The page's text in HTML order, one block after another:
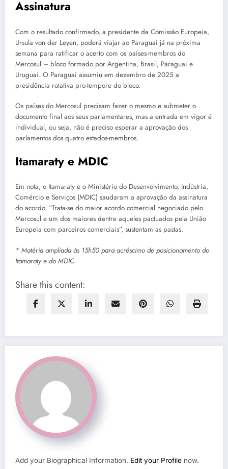
Assinatura
Com o resultado confirmado, a presidente da Comissão Europeia,
Ursula von der Leyen, poderá viajar ao Paraguai já na próxima
semana para ratificar o acerto com os países-membros do
Mercosul – bloco formado por Argentina, Brasil, Paraguai e
Uruguai. O Paraguai assumiu em dezembro de 2025 a
presidência rotativa pro-tempore do bloco.
Os países do Mercosul precisam fazer o mesmo e submeter o
documento final aos seus parlamentares, mas a entrada em vigor é
individual, ou seja, não é preciso esperar a aprovação dos
parlamentos dos quatro estados-membros.
Itamaraty e MDIC
Em nota, o Itamaraty e o Ministério do Desenvolvimento, Indústria,
Comércio e Serviços (MDIC) saudaram a aprovação da assinatura
do acordo. “Trata-se do maior acordo comercial negociado pelo
Mercosul e um dos maiores dentre aqueles pactuados pela União
Europeia com parceiros comerciais”, sustentam as pastas.
* Matéria ampliada às 15h50 para acréscimo de posicionamento do
Itamaraty e do MDIC.
Share this content:
Add your Biographical Information. Edit your Profile now.